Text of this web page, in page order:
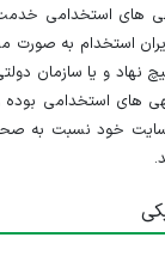
های استخدامی خدمت
استخدام به
نهاد و یا سازمان
های استخدامی بوده
سایت خود نسبت به